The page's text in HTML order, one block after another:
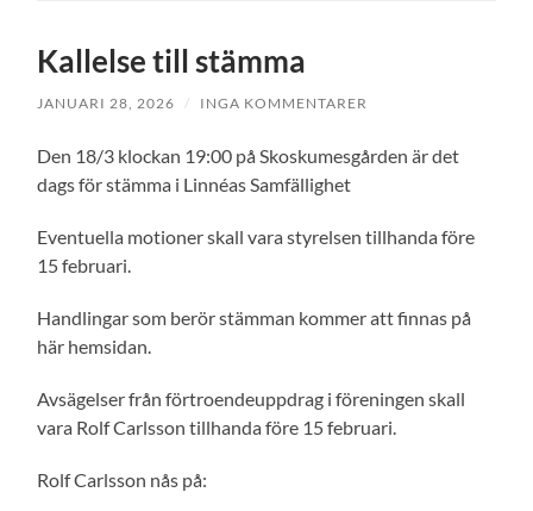
Kallelse till stämma
JANUARI 28, 2026 / INGA KOMMENTARER
Den 18/3 klockan 19:00 på Skoskumesgården är det
dags för stämma i Linnéas Samfällighet
Eventuella motioner skall vara styrelsen tillhanda före
15 februari.
Handlingar som berör stämman kommer att finnas på
här hemsidan.
Avsägelser från förtroendeuppdrag i föreningen skall
vara Rolf Carlsson tillhanda före 15 februari.
Rolf Carlsson nås på: